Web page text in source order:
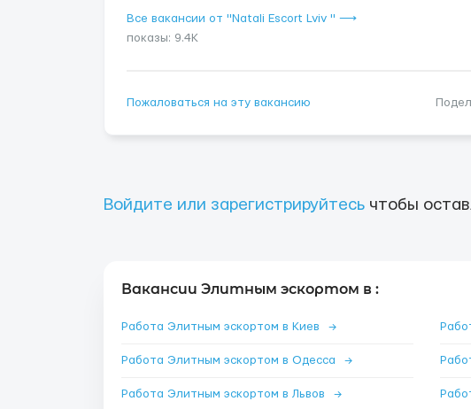
Все вакансии от "Natali Escort Lviv " ⟶
показы: 9.4K
Пожаловаться на эту вакансию
Войдите или зарегистрируйтесь чтобы
Вакансии Элитным эскортом в :
Работа Элитным эскортом в Киев →
Работа Элитным эскортом в Одесса →
Работа Элитным эскортом в Львов →